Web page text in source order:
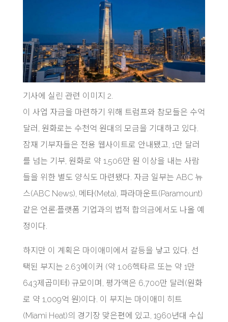
기사에 실린 관련 이미지 2.
이 사업 자금을 마련하기 위해 트럼프와 참모들은 수억
달러, 원화로는 수천억 원대의 모금을 기대하고 있다.
잠재 기부자들은 전용 웹사이트로 안내됐고, 1만 달러
를 넘는 기부, 원화로 약 1,506만 원 이상을 내는 사람
들을 위한 별도 양식도 마련됐다. 자금 일부는 ABC 뉴
스(ABC News), 메타(Meta), 파라마운트(Paramount)
같은 언론·플랫폼 기업과의 법적 합의금에서도 나올 예
정이다.
하지만 이 계획은 마이애미에서 갈등을 낳고 있다. 선
택된 부지는 2.63에이커 (약 1.06헥타르 또는 약 1만
643제곱미터) 규모이며, 평가액은 6,700만 달러(원화
로 약 1,009억 원)이다. 이 부지는 마이애미 히트
(Miami Heat)의 경기장 맞은편에 있고, 1960년대 수십